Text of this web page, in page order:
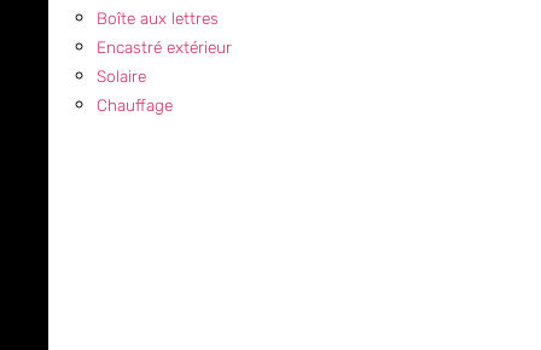
Boîte aux lettres
Encastré extérieur
Solaire
Chauffage